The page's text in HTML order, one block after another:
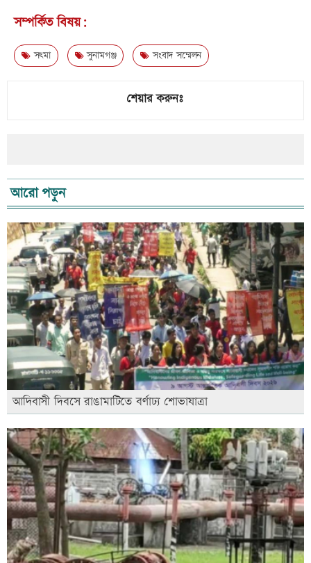
সম্পর্কিত বিষয়:
সৎমা সুনামগঞ্জ সংবাদ সম্মেলন
শেয়ার করুনঃ
আরো পড়ুন
আদিবাসী দিবসে রাঙামাটিতে বর্ণাঢ্য শোভাযাত্রা